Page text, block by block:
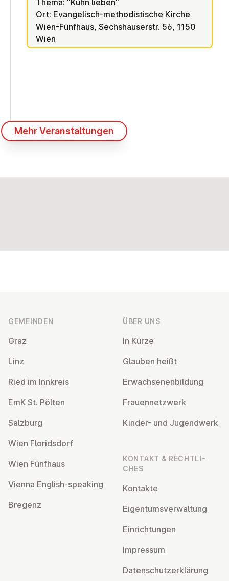
Ort: Evangelisch-methodistische Kirche
Wien-Fünfhaus, Sechshauserstr. 56, 1150
Wien
Mehr Veranstaltungen
GEMEINDEN
Graz
Linz
Ried im Innkreis
EmK St. Pölten
Salzburg
Wien Flo­rids­dorf
Wien Fünfhaus
Vienna English-speaking
Bregenz
ÜBER UNS
In Kürze
Glauben heißt
Er­wach­se­nen­bil­dung
Frau­en­netz­werk
Kinder- und Ju­gend­werk
KONTAKT & RECHT­LI­
CHES
Kontakte
Ei­gen­tums­ver­wal­tung
Ein­rich­tun­gen
Impressum
Da­ten­schutz­er­klä­rung